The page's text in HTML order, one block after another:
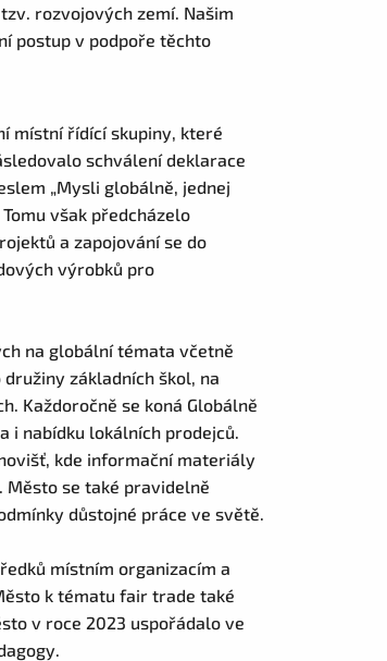
rozvojových zemí. Našim
postup v podpoře těchto
místní řídící skupiny, které
schválení deklarace
„Mysli globálně, jednej
však předcházelo
a zapojování se do
výrobků pro
na globální témata včetně
základních škol, na
Každoročně se koná Globálně
i nabídku lokálních prodejců.
kde informační materiály
se také pravidelně
důstojné práce ve světě.
místním organizacím a
k tématu fair trade také
v roce 2023 uspořádalo ve